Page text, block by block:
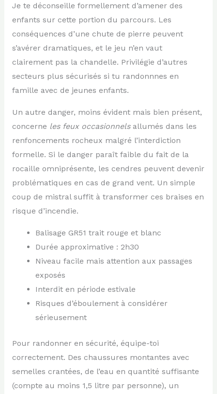
Je te déconseille formellement d’amener des
enfants sur cette portion du parcours. Les
conséquences d’une chute de pierre peuvent
s’avérer dramatiques, et le jeu n’en vaut
clairement pas la chandelle. Privilégie d’autres
secteurs plus sécurisés si tu randonnnes en
famille avec de jeunes enfants.
Un autre danger, moins évident mais bien présent,
concerne les feux occasionnelsallumés dans les
renfoncements rocheux malgré l’interdiction
formelle. Si le danger paraît faible du fait de la
rocaille omniprésente, les cendres peuvent devenir
problématiques en cas de grand vent. Un simple
coup de mistral suffit à transformer ces braises en
risque d’incendie.
Balisage GR51 trait rouge et blanc
Durée approximative : 2h30
Niveau facile mais attention aux passages
exposés
Interdit en période estivale
Risques d’éboulement à considérer
sérieusement
Pour randonner en sécurité, équipe-toi
correctement. Des chaussures montantes avec
semelles crantées, de l’eau en quantité suffisante
(compte au moins 1,5 litre par personne), un